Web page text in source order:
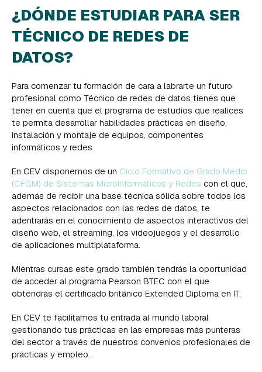
¿DÓNDE ESTUDIAR PARA SER
TÉCNICO DE REDES DE
DATOS?
Para comenzar tu formación de cara a labrarte un futuro
profesional como Técnico de redes de datos tienes que
tener en cuenta que el programa de estudios que realices
te permita desarrollar habilidades prácticas en diseño,
instalación y montaje de equipos, componentes
informáticos y redes.
En CEV disponemos de un Ciclo Formativo de Grado Medio
(CFGM) de Sistemas Microinformáticos y Redes con el que,
además de recibir una base técnica sólida sobre todos los
aspectos relacionados con las redes de datos, te
adentrarás en el conocimiento de aspectos interactivos del
diseño web, el streaming, los videojuegos y el desarrollo
de aplicaciones multiplataforma.
Mientras cursas este grado también tendrás la oportunidad
de acceder al programa Pearson BTEC con el que
obtendrás el certificado británico Extended Diploma en IT.
En CEV te facilitamos tu entrada al mundo laboral
gestionando tus prácticas en las empresas más punteras
del sector a través de nuestros convenios profesionales de
prácticas y empleo.